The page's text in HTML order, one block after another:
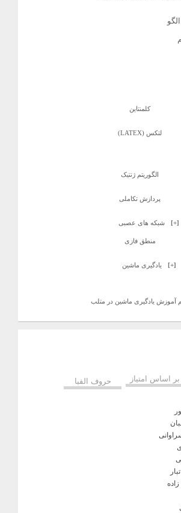
کلمنتاین
لتکس (LATEX)
الگوریتم ژنتیک
پردازش تکاملی
[+] شبکه های عصبی
منطق فازی
[+] یادگیری ماشین
آموزش یادگیری ماشین در متلب
بر اساس امتیاز حروف الفبا